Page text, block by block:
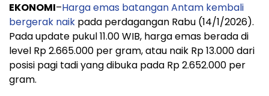
EKONOMI–Harga emas batangan Antam kembali
bergerak naik pada perdagangan Rabu (14/1/2026).
Pada update pukul 11.00 WIB, harga emas berada di
level Rp 2.665.000 per gram, atau naik Rp 13.000 dari
posisi pagi tadi yang dibuka pada Rp 2.652.000 per
gram.